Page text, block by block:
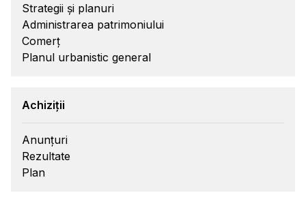
Strategii și planuri
Administrarea patrimoniului
Comerț
Planul urbanistic general
Achiziții
Anunțuri
Rezultate
Plan